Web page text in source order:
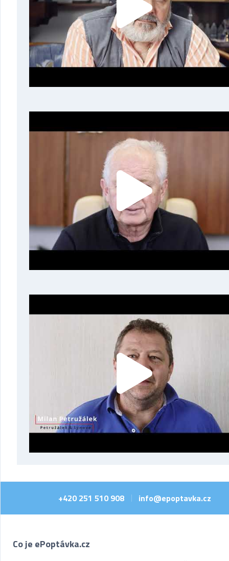
+420 251 510 908 info@epoptavka.cz
Co je ePoptávka.cz